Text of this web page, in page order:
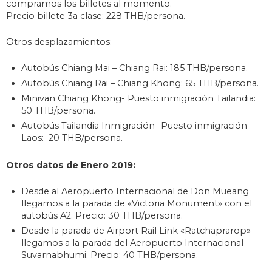
compramos los billetes al momento.
Precio billete 3a clase: 228 THB/persona.
Otros desplazamientos:
Autobús Chiang Mai – Chiang Rai: 185 THB/persona.
Autobús Chiang Rai – Chiang Khong: 65 THB/persona.
Minivan Chiang Khong- Puesto inmigración Tailandia:
50 THB/persona.
Autobús Tailandia Inmigración- Puesto inmigración
Laos: 20 THB/persona.
Otros datos de Enero 2019:
Desde al Aeropuerto Internacional de Don Mueang
llegamos a la parada de «Victoria Monument» con el
autobús A2. Precio: 30 THB/persona.
Desde la parada de Airport Rail Link «Ratchaprarop»
llegamos a la parada del Aeropuerto Internacional
Suvarnabhumi. Precio: 40 THB/persona.